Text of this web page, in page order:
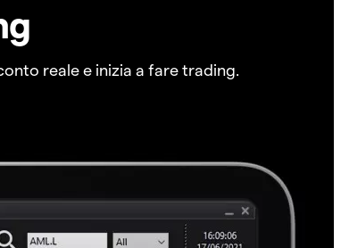
reale e inizia a fare trading.